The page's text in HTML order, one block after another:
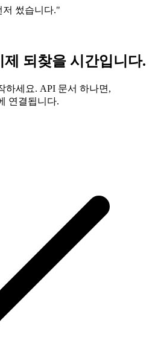
저 썼습니다."
제 되찾을 시간입니다.
하세요. API 문서 하나면,
연결됩니다.